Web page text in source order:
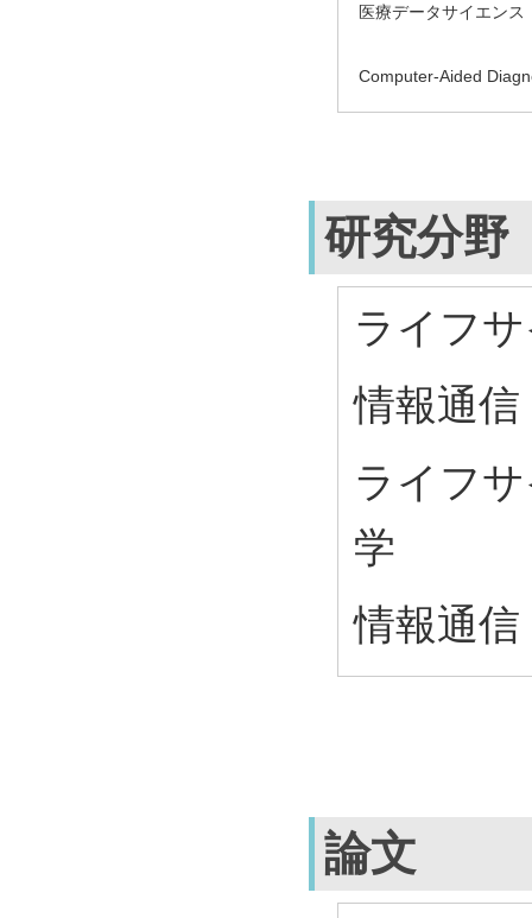
医療データサイエンス
Computer-Aided
研究分野
ライフ
情報通
ライフ
学
情報通
論文